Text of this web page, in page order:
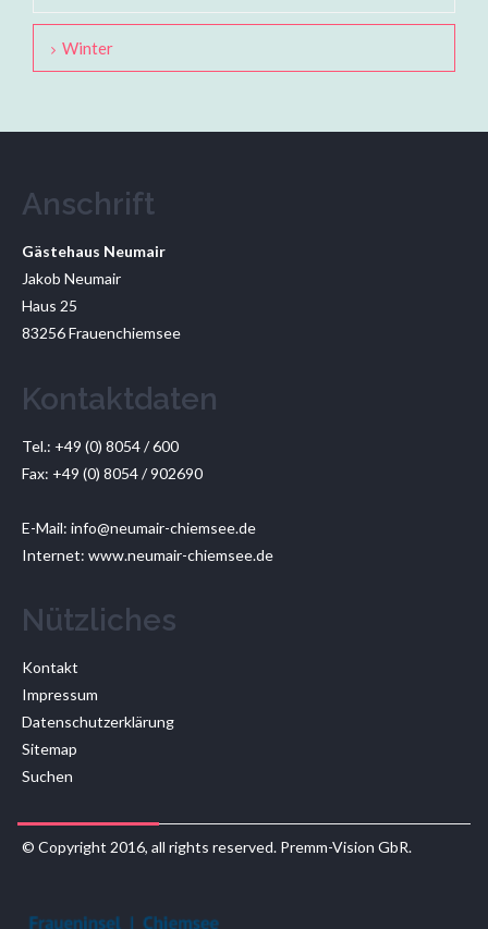
Winter
Anschrift
Gästehaus Neumair
Jakob Neumair
Haus 25
83256 Frauenchiemsee
Kontaktdaten
Tel.: +49 (0) 8054 / 600
Fax: +49 (0) 8054 / 902690
E-Mail:info@neumair-chiemsee.de
Internet: www.neumair-chiemsee.de
Nützliches
Kontakt
Impressum
Datenschutzerklärung
Sitemap
Suchen
© Copyright 2016, all rights reserved. Premm-Vision GbR.